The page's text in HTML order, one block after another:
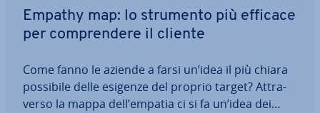
Empathy map: lo strumento più efficace
per com­pren­de­re il cliente
Come fanno le aziende a farsi un’idea il più chiara
possibile delle esigenze del proprio target? At­tra­
ver­so la mappa dell’empatia ci si fa un’idea dei